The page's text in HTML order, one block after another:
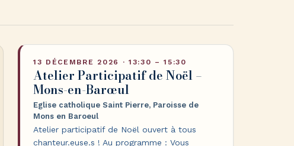
13 DÉCEMBRE 2026 · 13:30 – 15:30
Atelier Participatif de Noël –
Mons-en-Barœul
Eglise catholique Saint Pierre, Paroisse de
Mons en Baroeul
Atelier participatif de Noël ouvert à tous
chanteur.euse.s ! Au programme : Vous